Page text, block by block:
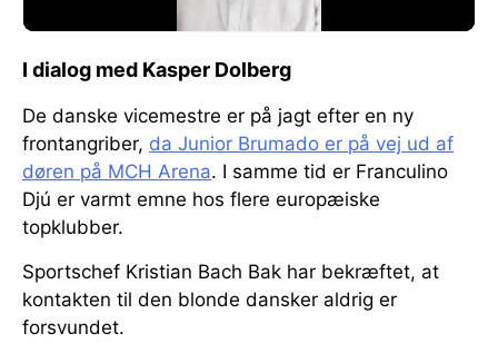
I dialog med Kasper Dolberg
De danske vicemestre er på jagt efter en ny
frontangriber, da Junior Brumado er på vej ud af
døren på MCH Arena. I samme tid er Franculino
Djú er varmt emne hos flere europæiske
topklubber.
Sportschef Kristian Bach Bak har bekræftet, at
kontakten til den blonde dansker aldrig er
forsvundet.